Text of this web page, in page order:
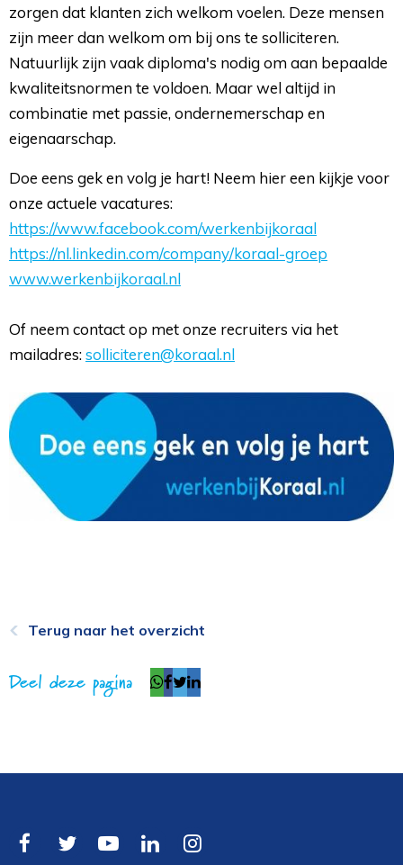
zorgen dat klanten zich welkom voelen. Deze mensen
zijn meer dan welkom om bij ons te solliciteren.
Natuurlijk zijn vaak diploma's nodig om aan bepaalde
kwaliteitsnormen te voldoen. Maar wel altijd in
combinatie met passie, ondernemerschap ​en
eigenaarschap.
Doe eens gek en volg je hart! Neem hier een kijkje voor
onze actuele vacatures:
https://www.facebook.com/werkenbijkoraal
https://nl.linkedin.com/company/koraal-groep
www.werkenbijkoraal.nl
Of neem contact op met onze recruiters via het
mailadres:solliciteren@koraal.nl
Terug naar het overzicht
Deel deze pagina